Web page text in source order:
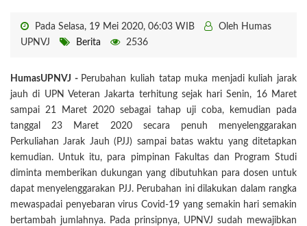
Pada Selasa, 19 Mei 2020, 06:03 WIB
Oleh Humas
UPNVJ
Berita 2536
HumasUPNVJ - Perubahan kuliah tatap muka menjadi kuliah jarak
jauh di UPN Veteran Jakarta terhitung sejak hari Senin, 16 Maret
sampai 21 Maret 2020 sebagai tahap uji coba, kemudian pada
tanggal 23 Maret 2020 secara penuh menyelenggarakan
Perkuliahan Jarak Jauh (PJJ) sampai batas waktu yang ditetapkan
kemudian. Untuk itu, para pimpinan Fakultas dan Program Studi
diminta memberikan dukungan yang dibutuhkan para dosen untuk
dapat menyelenggarakan PJJ. Perubahan ini dilakukan dalam rangka
mewaspadai penyebaran virus Covid-19 yang semakin hari semakin
bertambah jumlahnya. Pada prinsipnya, UPNVJ sudah mewajibkan